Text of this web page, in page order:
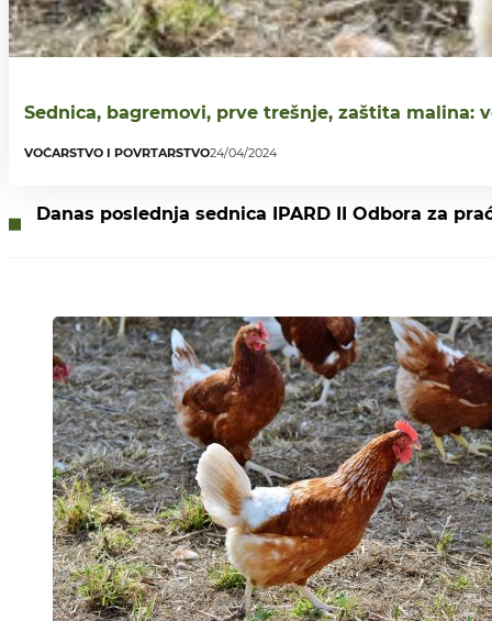
Sednica, bagremovi, prve trešnje, zaštita malina:
VOĆARSTVO I POVRTARSTVO24/04/2024
Danas poslednja sednica IPARD II Odbora za